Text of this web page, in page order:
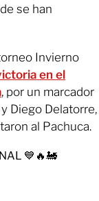
se han
Invierno
en el
, por un marcador
Diego Delatorre,
al Pachuca.
💙🔥🚂